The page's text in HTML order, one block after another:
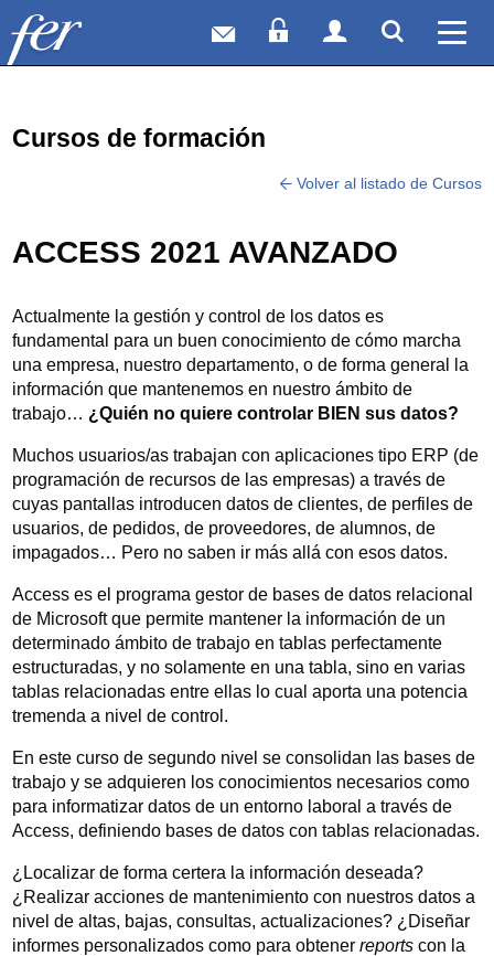
Correo webAcceso Socios
Acceso
Cursos de formación
Volver al listado de Cursos
ACCESS 2021 AVANZADO
Actualmente la gestión y control de los datos es
fundamental para un buen conocimiento de cómo marcha
una empresa, nuestro departamento, o de forma general la
información que mantenemos en nuestro ámbito de
trabajo… ¿Quién no quiere controlar BIEN sus datos?
Muchos usuarios/as trabajan con aplicaciones tipo ERP (de
programación de recursos de las empresas) a través de
cuyas pantallas introducen datos de clientes, de perfiles de
usuarios, de pedidos, de proveedores, de alumnos, de
impagados… Pero no saben ir más allá con esos datos.
Access es el programa gestor de bases de datos relacional
de Microsoft que permite mantener la información de un
determinado ámbito de trabajo en tablas perfectamente
estructuradas, y no solamente en una tabla, sino en varias
tablas relacionadas entre ellas lo cual aporta una potencia
tremenda a nivel de control.
En este curso de segundo nivel se consolidan las bases de
trabajo y se adquieren los conocimientos necesarios como
para informatizar datos de un entorno laboral a través de
Access, definiendo bases de datos con tablas relacionadas.
¿Localizar de forma certera la información deseada?
¿Realizar acciones de mantenimiento con nuestros datos a
nivel de altas, bajas, consultas, actualizaciones? ¿Diseñar
informes personalizados como para obtenerreports con la